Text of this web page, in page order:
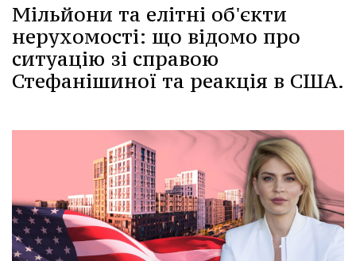
Мільйони та елітні об'єкти
нерухомості: що відомо про
ситуацію зі справою
Стефанішиної та реакція в США.